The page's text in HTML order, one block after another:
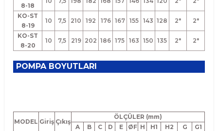
8-18
KO-ST
8-19
10 7,5 210 192 176 167 155 143 128 2" 2"
KO-ST
8-20
10 7,5 219 202 186 175 163 150 135 2" 2"
POMPA BOYUTLARI
MODEL Giriş Çıkış
ÖLÇÜLER (mm)
A
B C D E ØF H H1 H2 G
G1